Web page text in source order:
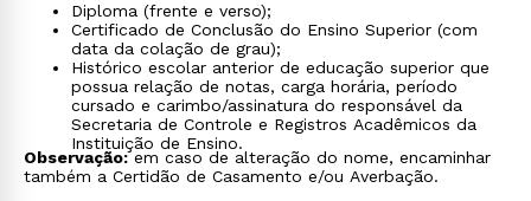
Diploma (frente e verso);
Certificado de Conclusão do Ensino Superior (com
data da colação de grau);
Histórico escolar anterior de educação superior que
possua relação de notas, carga horária, período
cursado e carimbo/assinatura do responsável da
Secretaria de Controle e Registros Acadêmicos da
Instituição de Ensino.
Observação:em caso de alteração do nome, encaminhar
também a Certidão de Casamento e/ou Averbação.